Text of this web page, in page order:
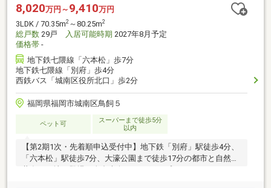
8,020万円～ 9,410万円
3LDK / 70.35m2 ～80.25m2
総戸数 29戸 入居可能時期 2027年8月予定
価格帯 -
地下鉄七隈線「六本松」歩7分
地下鉄七隈線「別府」歩4分
西鉄バス「城南区役所北口」歩2分
福岡県福岡市城南区鳥飼５
ペット可
スーパーまで徒歩5分
以内
【第2期1次・先着順申込受付中】地下鉄「別府」駅徒歩4分、
「六本松」駅徒歩7分、大濠公園まで徒歩17分の都市と自然が